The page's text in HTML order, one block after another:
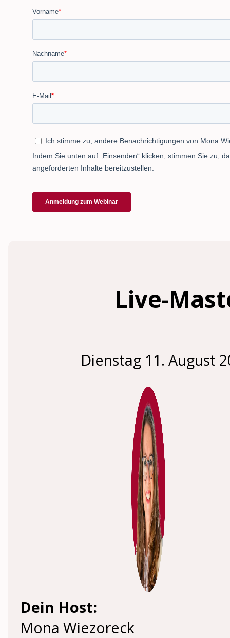
Live-
Dienstag 11. August
Dein Host:
Mona Wiezoreck